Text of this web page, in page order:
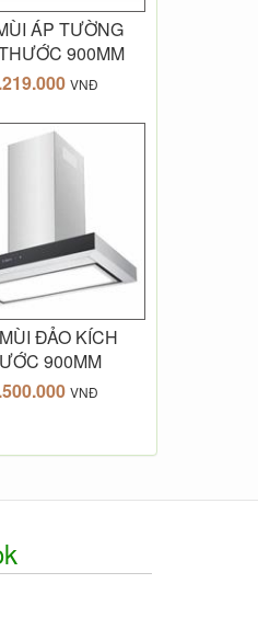
ÁP TƯỜNG
900MM
VNĐ
ĐẢO KÍCH
900MM
VNĐ